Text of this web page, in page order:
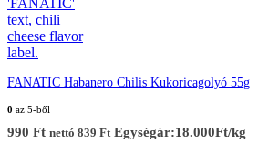
FANATIC Habanero Chilis Kukoricagolyó 55g
0 az 5-ből
990 Ft nettó 839 Ft Egységár:18.000Ft/kg